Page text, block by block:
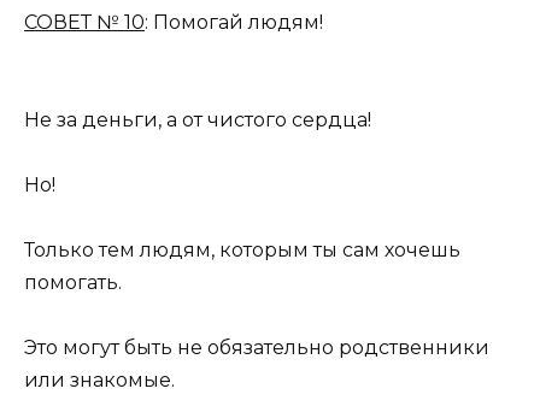
СОВЕТ № 10: Помогай людям!
Не за деньги, а от чистого сердца!
Но!
Только тем людям, которым ты сам хочешь
помогать.
Это могут быть не обязательно родственники
или знакомые.